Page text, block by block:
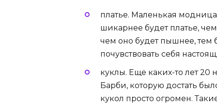
платье. Маленькая
шикарнее будет платье,
чем оно будет пышнее, тем
почувствовать себя
куклы. Еще каких-то лет 20
Барби, которую достать
кукол просто огромен.